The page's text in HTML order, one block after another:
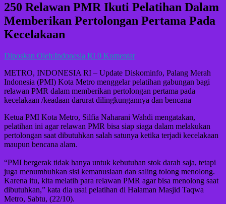
250 Relawan PMR Ikuti Pelatihan Dalam
Memberikan Pertolongan Pertama Pada
Kecelakaan
Diposkan Oleh:Indonesia RI 0 Komentar
METRO, INDONESIA RI – Update Diskominfo, Palang Merah
Indonesia (PMI) Kota Metro menggelar pelatihan gabungan bagi
relawan PMR dalam memberikan pertolongan pertama pada
kecelakaan /keadaan darurat dilingkungannya dan bencana
Ketua PMI Kota Metro, Silfia Naharani Wahdi mengatakan,
pelatihan ini agar relawan PMR bisa siap siaga dalam melakukan
pertolongan saat dibutuhkan salah satunya ketika terjadi kecelakaan
maupun bencana alam.
“PMI bergerak tidak hanya untuk kebutuhan stok darah saja, tetapi
juga menumbuhkan sisi kemanusiaan dan saling tolong menolong.
Karena itu, kita melatih para relawan PMR agar bisa menolong saat
dibutuhkan,” kata dia usai pelatihan di Halaman Masjid Taqwa
Metro, Sabtu, (22/10).